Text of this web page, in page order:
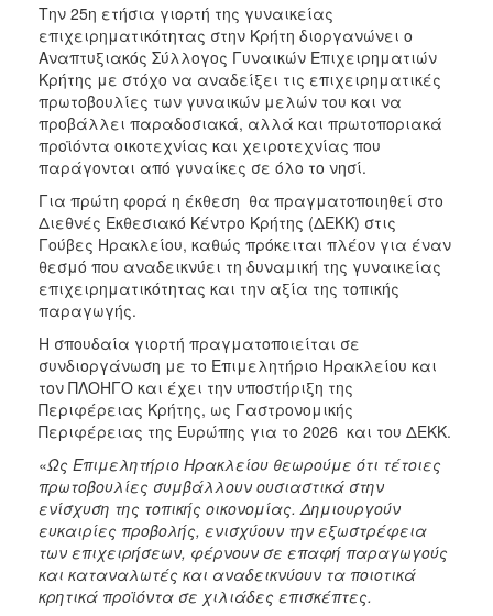
Την 25η ετήσια γιορτή της γυναικείας
επιχειρηματικότητας στην Κρήτη διοργανώνει ο
Αναπτυξιακός Σύλλογος Γυναικών Επιχειρηματιών
Κρήτης με στόχο να αναδείξει τις επιχειρηματικές
πρωτοβουλίες των γυναικών μελών του και να
προβάλλει παραδοσιακά, αλλά και πρωτοποριακά
προϊόντα οικοτεχνίας και χειροτεχνίας που
παράγονται από γυναίκες σε όλο το νησί.
Για πρώτη φορά η έκθεση θα πραγματοποιηθεί στο
Διεθνές Εκθεσιακό Κέντρο Κρήτης (ΔΕΚΚ) στις
Γούβες Ηρακλείου, καθώς πρόκειται πλέον για έναν
θεσμό που αναδεικνύει τη δυναμική της γυναικείας
επιχειρηματικότητας και την αξία της τοπικής
παραγωγής.
Η σπουδαία γιορτή πραγματοποιείται σε
συνδιοργάνωση με το Επιμελητήριο Ηρακλείου και
τον ΠΛΟΗΓΟ και έχει την υποστήριξη της
Περιφέρειας Κρήτης, ως Γαστρονομικής
Περιφέρειας της Ευρώπης για το 2026 και του ΔΕΚΚ.
«Ως Επιμελητήριο Ηρακλείου θεωρούμε ότι τέτοιες
πρωτοβουλίες συμβάλλουν ουσιαστικά στην
ενίσχυση της τοπικής οικονομίας. Δημιουργούν
ευκαιρίες προβολής, ενισχύουν την εξωστρέφεια
των επιχειρήσεων, φέρνουν σε επαφή παραγωγούς
και καταναλωτές και αναδεικνύουν τα ποιοτικά
κρητικά προϊόντα σε χιλιάδες επισκέπτες.